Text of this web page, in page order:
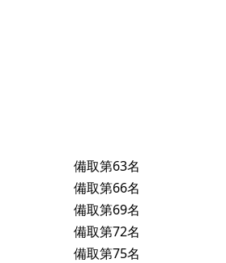
備取第63名
備取第66名
備取第69名
備取第72名
備取第75名